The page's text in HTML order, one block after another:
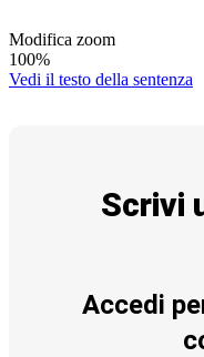
Modifica zoom
100%
Vedi il testo della sentenza
Scrivi
Accedi